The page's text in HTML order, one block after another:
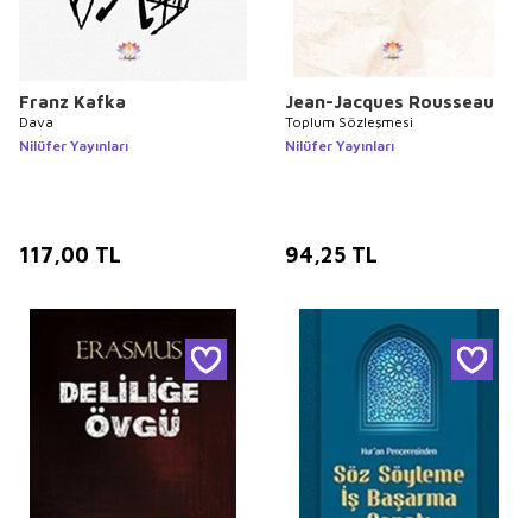
Franz Kafka
Dava
Nilüfer Yayınları
117,00 TL
Jean-Jacques Rousseau
Toplum Sözleşmesi
Nilüfer Yayınları
94,25 TL